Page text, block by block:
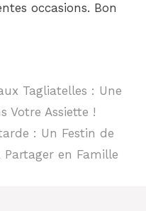
occasions. Bon
Tagliatelles : Une
Votre Assiette !
: Un Festin de
en Famille